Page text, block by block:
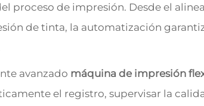
proceso de impresión. Desde el
de tinta, la automatización
avanzado máquina de impresión
el registro, supervisar la